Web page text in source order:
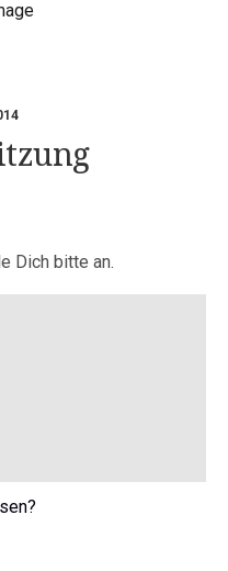
Dich bitte an.